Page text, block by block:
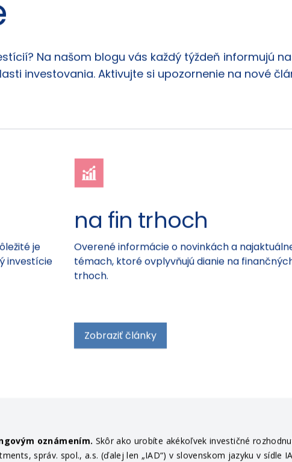
Na našom blogu vás každý týždeň informujú
investovania. Aktivujte si upozornenie na nové
je
na fin trhoch
Overené informácie o novinkách a
témach, ktoré ovplyvňujú dianie na finančných
Zobraziť články
oznámením.Skôr ako urobíte akékoľvek investičné